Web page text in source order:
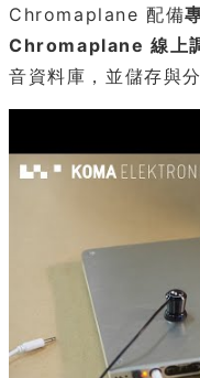
Chromaplane 配備
Chromaplane 線上
音資料庫，並儲存與